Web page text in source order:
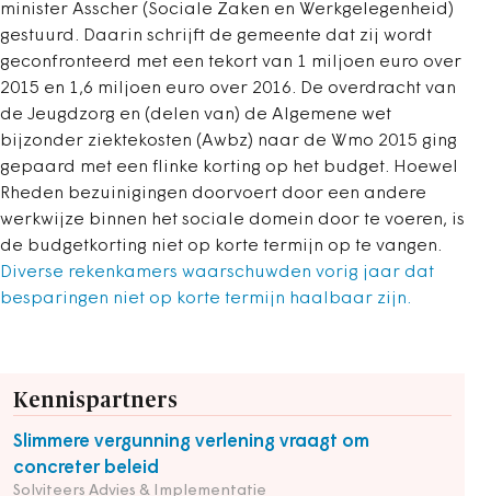
minister Asscher (Sociale Zaken en Werkgelegenheid)
gestuurd. Daarin schrijft de gemeente dat zij wordt
geconfronteerd met een tekort van 1 miljoen euro over
2015 en 1,6 miljoen euro over 2016. De overdracht van
de Jeugdzorg en (delen van) de Algemene wet
bijzonder ziektekosten (Awbz) naar de Wmo 2015 ging
gepaard met een flinke korting op het budget. Hoewel
Rheden bezuinigingen doorvoert door een andere
werkwijze binnen het sociale domein door te voeren, is
de budgetkorting niet op korte termijn op te vangen.
Diverse rekenkamers waarschuwden vorig jaar dat
besparingen niet op korte termijn haalbaar zijn.
Kennispartners
Slimmere vergunning verlening vraagt om
concreter beleid
Solviteers Advies & Implementatie